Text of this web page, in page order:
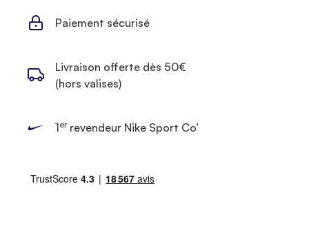
Paiement sécurisé
Livraison offerte dès 50€
(hors valises)
1errevendeur Nike Sport Co’